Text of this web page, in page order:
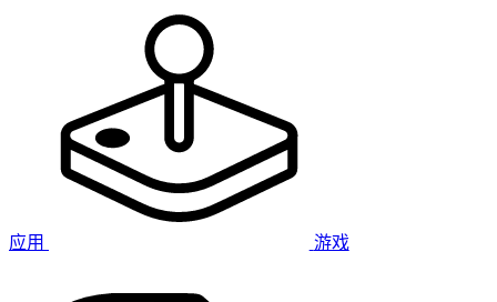
应用 游戏